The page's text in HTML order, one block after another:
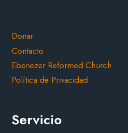
Donar
Contacto
Ebenezer Reformed Church
Política de Privacidad
Servicio